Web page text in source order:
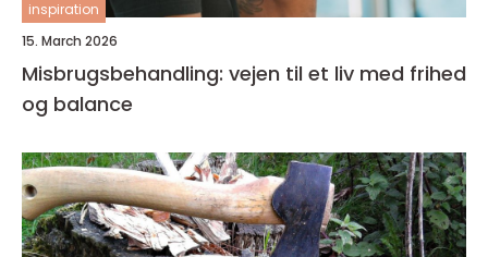
inspiration
15. March 2026
Misbrugsbehandling: vejen til et liv med frihed
og balance